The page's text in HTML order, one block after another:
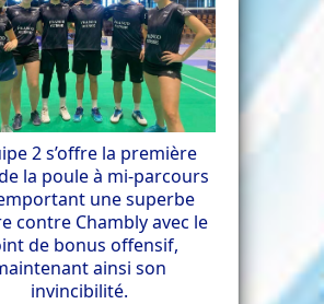
2 s’offre la première
la poule à mi-parcours
une superbe
contre Chambly avec le
de bonus offensif,
ainsi son
invincibilité.